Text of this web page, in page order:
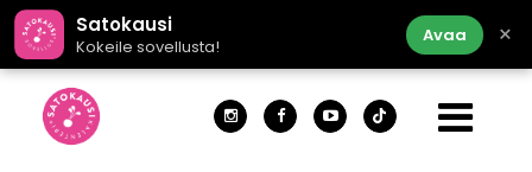
Satokausi
Kokeile sovellusta!
Avaa ×